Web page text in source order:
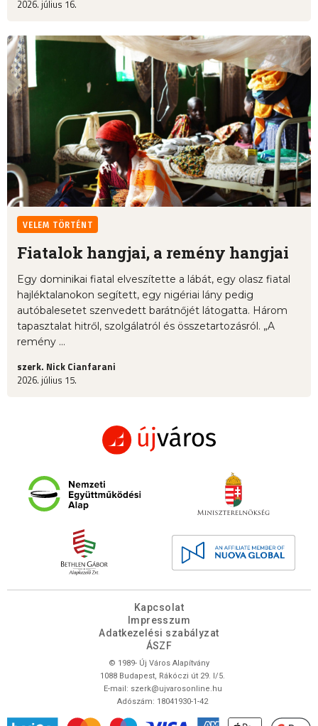
2026. július 16.
VELEM TÖRTÉNT
Fiatalok hangjai, a remény hangjai
Egy dominikai fiatal elveszítette a lábát, egy olasz fiatal
hajléktalanokon segített, egy nigériai lány pedig
autóbalesetet szenvedett barátnőjét látogatta. Három
tapasztalat hitről, szolgálatról és összetartozásról. „A
remény ...
szerk. Nick Cianfarani
2026. július 15.
Kapcsolat
Impresszum
Adatkezelési szabályzat
ÁSZF
© 1989- Új Város Alapítvány
1088 Budapest, Rákóczi út 29. I/5.
E-mail: szerk@ujvarosonline.hu
Adószám: 18041930-1-42